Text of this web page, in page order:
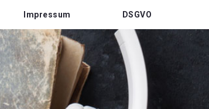
Impressum DSGVO